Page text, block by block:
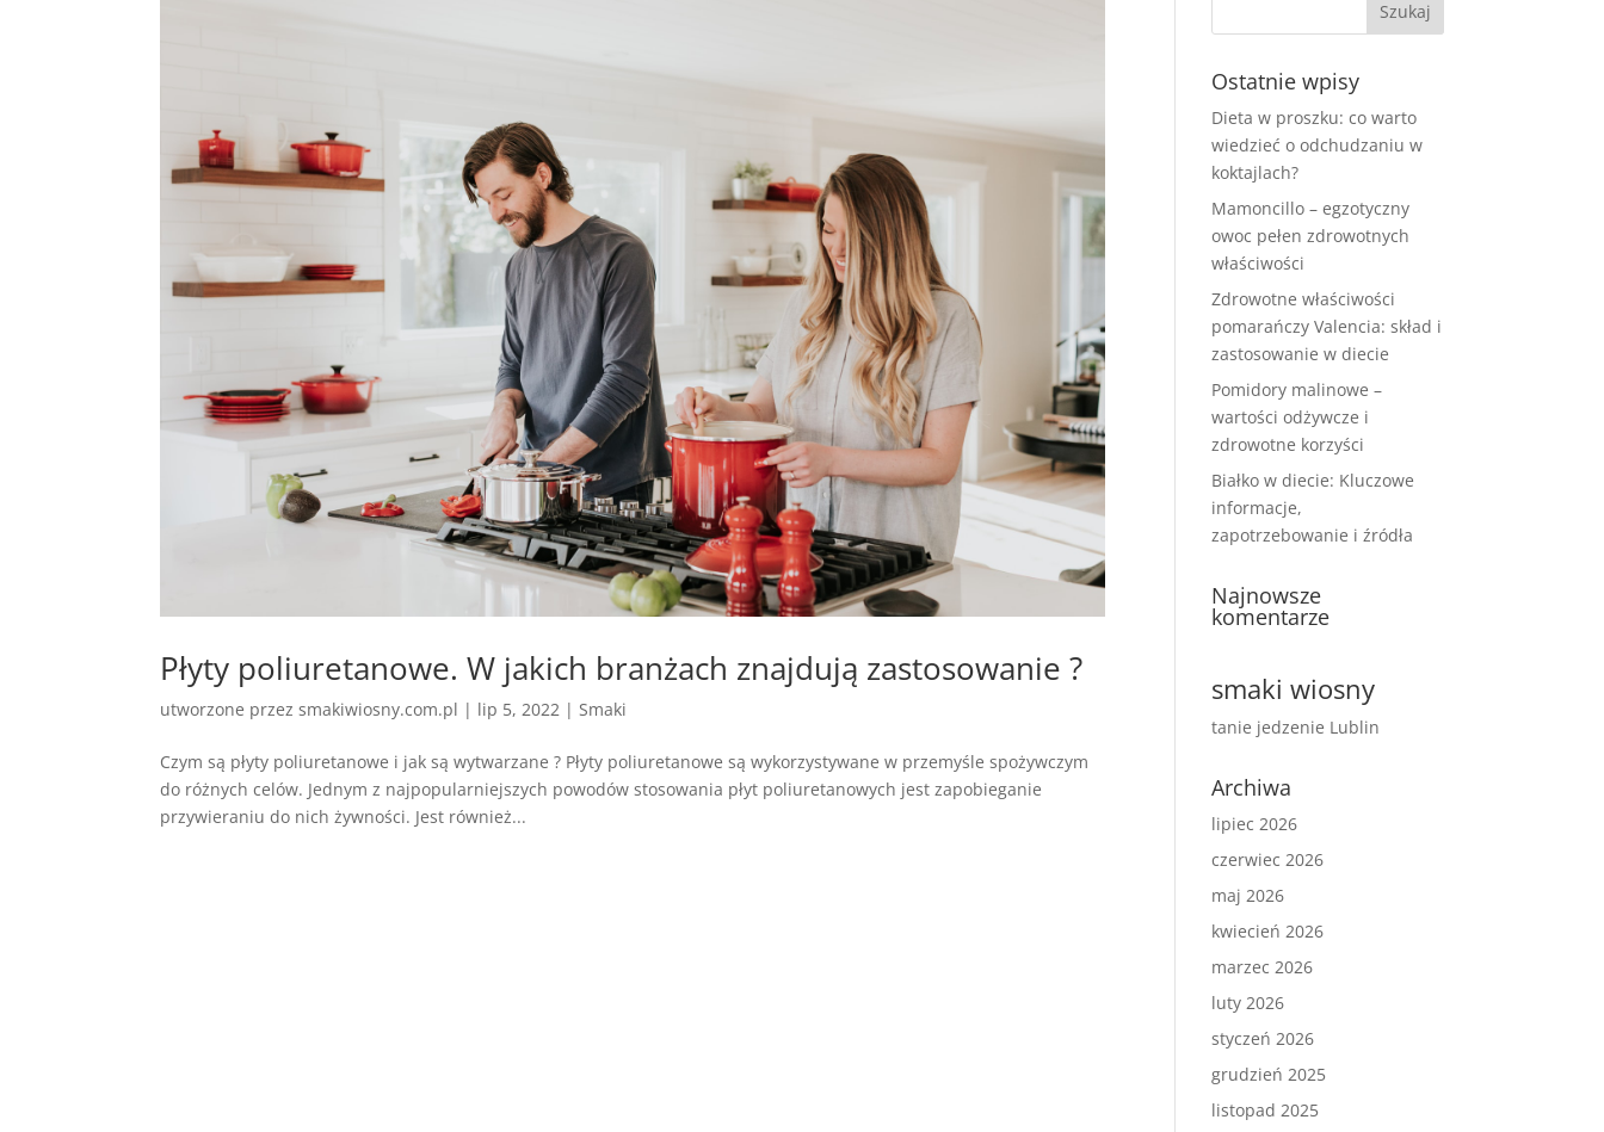
Płyty poliuretanowe. W jakich branżach znajdują zastosowanie ?
utworzone przezsmakiwiosny.com.pl | lip 5, 2022 | Smaki
Czym są płyty poliuretanowe i jak są wytwarzane ? Płyty poliuretanowe są wykorzystywane w przemyśle spożywczym
do różnych celów. Jednym z najpopularniejszych powodów stosowania płyt poliuretanowych jest zapobieganie
przywieraniu do nich żywności. Jest również...
Ostatnie wpisy
Dieta w proszku: co warto
wiedzieć o odchudzaniu w
koktajlach?
Mamoncillo – egzotyczny
owoc pełen zdrowotnych
właściwości
Zdrowotne właściwości
pomarańczy Valencia: skład i
zastosowanie w diecie
Pomidory malinowe –
wartości odżywcze i
zdrowotne korzyści
Białko w diecie: Kluczowe
informacje,
zapotrzebowanie i źródła
Najnowsze
komentarze
smaki wiosny
tanie jedzenie Lublin
Archiwa
lipiec 2026
czerwiec 2026
maj 2026
kwiecień 2026
marzec 2026
luty 2026
styczeń 2026
grudzień 2025
listopad 2025